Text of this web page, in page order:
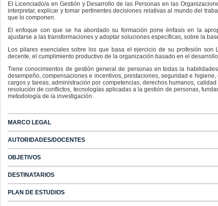
El Licenciado/a en Gestión y Desarrollo de las Personas en las
interpretar, explicar y tomar pertinentes decisiones relativas al mundo del
que lo componen.
El enfoque con que se ha abordado su formación pone énfasis en la
ajustarse a las transformaciones y adoptar soluciones específicas, sobre la
Los pilares esenciales sobre los que basa el ejercicio de su profesión
decente, el cumplimiento productivo de la organización basado en el
Tiene conocimientos de gestión general de personas en todas la
desempeño, compensaciones e incentivos, prestaciones, seguridad e
cargos y tareas, administración por competencias, derechos humanos,
resolución de conflictos, tecnologías aplicadas a la gestión de personas,
metodología de la investigación.
MARCO LEGAL
AUTORIDADES/DOCENTES
OBJETIVOS
DESTINATARIOS
PLAN DE ESTUDIOS